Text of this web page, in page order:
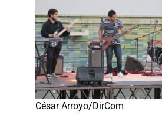
César Arroyo/DirCom